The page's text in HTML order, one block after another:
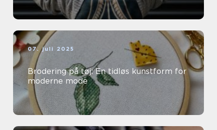
07. juli 2025
Brodering på tøj: En tidløs kunstform for
moderne mode